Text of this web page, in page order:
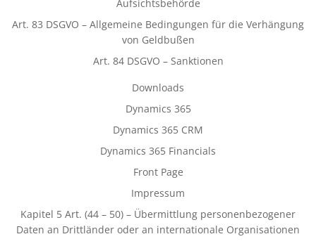
Aufsichtsbehörde
Art. 83 DSGVO – Allgemeine Bedingungen für die Verhängung
von Geldbußen
Art. 84 DSGVO – Sanktionen
Downloads
Dynamics 365
Dynamics 365 CRM
Dynamics 365 Financials
Front Page
Impressum
Kapitel 5 Art. (44 – 50) – Übermittlung personenbezogener
Daten an Drittländer oder an internationale Organisationen